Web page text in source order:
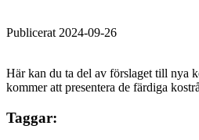
Publicerat 2024-09-26
Här kan du ta del av förslaget till nya
kommer att presentera de färdiga
Taggar: